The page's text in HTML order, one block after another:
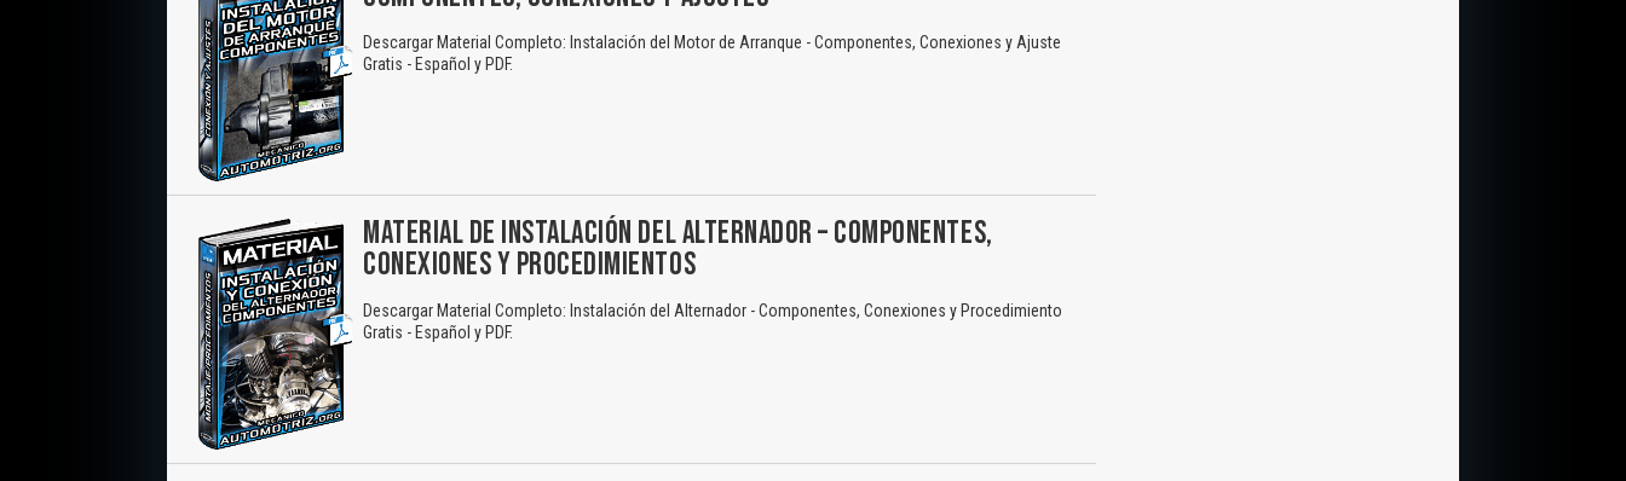
Descargar Material Completo: Instalación del Motor de Arranque - Componentes, Conexiones y Ajuste
Gratis - Español y PDF.
MATERIAL DE INSTALACIÓN DEL ALTERNADOR – COMPONENTES,
CONEXIONES Y PROCEDIMIENTOS
Descargar Material Completo: Instalación del Alternador - Componentes, Conexiones y Procedimiento
Gratis - Español y PDF.